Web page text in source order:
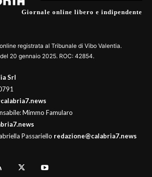
Giornale online libero e indipendente
registrata al Tribunale di Vibo Valentia.
20 gennaio 2025. ROC: 42854.
Srl
Mimmo Famularo
Passariello redazione@calabria7.news